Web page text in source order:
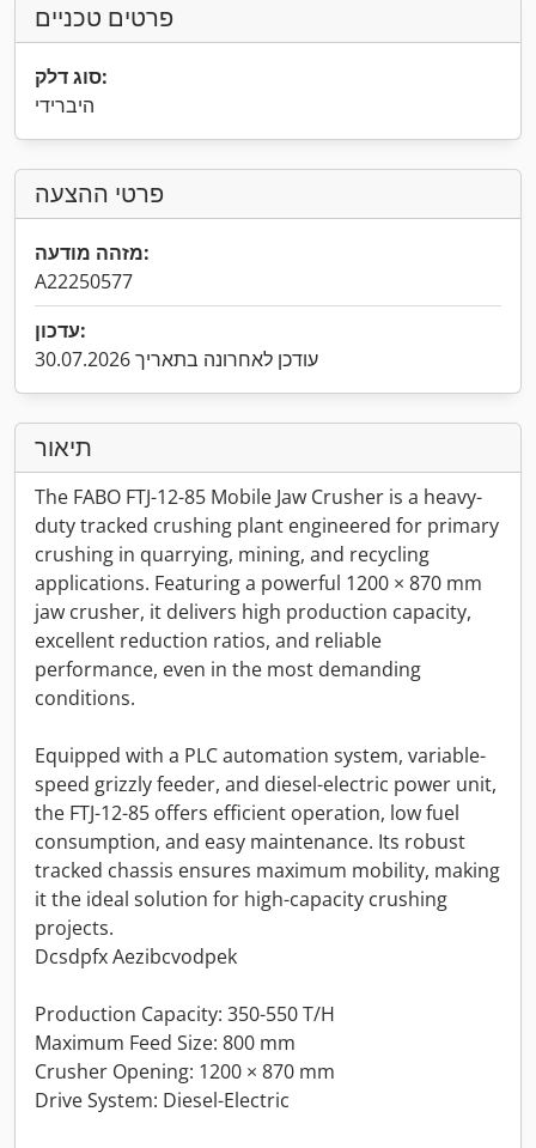
פרטים טכניים
סוג דלק:
היברידי
פרטי ההצעה
מזהה מודעה:
A22250577
עדכון:
עודכן לאחרונה בתאריך 30.07.2026
תיאור
The FABO FTJ-12-85 Mobile Jaw Crusher is a heavy-
duty tracked crushing plant engineered for primary
crushing in quarrying, mining, and recycling
applications. Featuring a powerful 1200 × 870 mm
jaw crusher, it delivers high production capacity,
excellent reduction ratios, and reliable
performance, even in the most demanding
conditions.
Equipped with a PLC automation system, variable-
speed grizzly feeder, and diesel-electric power unit,
the FTJ-12-85 offers efficient operation, low fuel
consumption, and easy maintenance. Its robust
tracked chassis ensures maximum mobility, making
it the ideal solution for high-capacity crushing
projects.
Dcsdpfx Aezibcvodpek
Production Capacity: 350-550 T/H
Maximum Feed Size: 800 mm
Crusher Opening: 1200 × 870 mm
Drive System: Diesel-Electric